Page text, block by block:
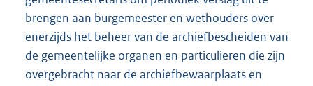
brengen aan burgemeester en wethouders over
enerzijds het beheer van de archiefbescheiden van
de gemeentelijke organen en particulieren die zijn
overgebracht naar de archiefbewaarplaats en